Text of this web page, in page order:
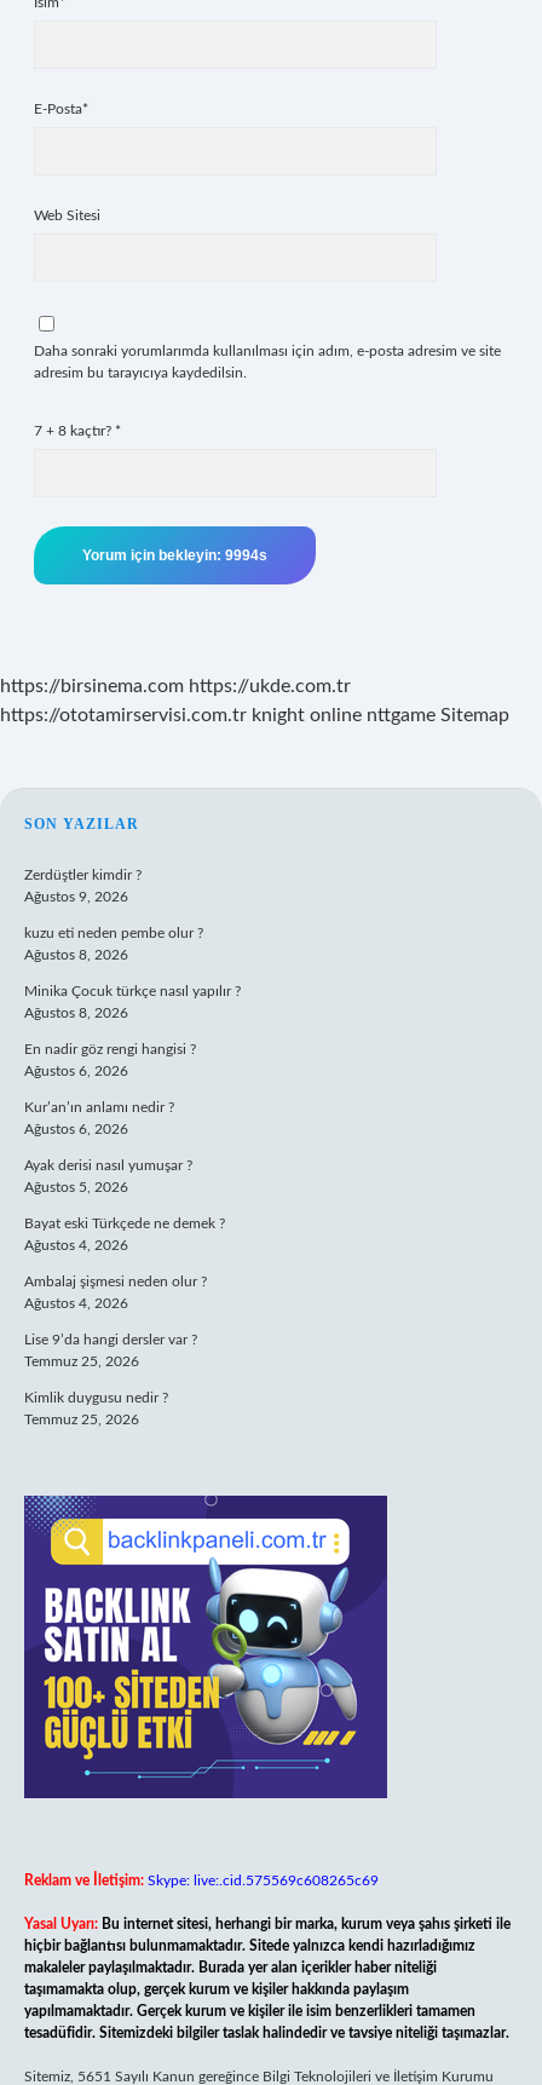
E-Posta*
Web Sitesi
Daha sonraki yorumlarımda kullanılması için adım, e-posta adresim ve site
adresim bu tarayıcıya kaydedilsin.
7 + 8 kaçtır? *
https://birsinema.com https://ukde.com.tr
https://ototamirservisi.com.tr knight online nttgame Sitemap
SIDEBAR
SON YAZILAR
Zerdüştler kimdir ?
Ağustos 9, 2026
kuzu eti neden pembe olur ?
Ağustos 8, 2026
Minika Çocuk türkçe nasıl yapılır ?
Ağustos 8, 2026
En nadir göz rengi hangisi ?
Ağustos 6, 2026
Kur’an’ın anlamı nedir ?
Ağustos 6, 2026
Ayak derisi nasıl yumuşar ?
Ağustos 5, 2026
Bayat eski Türkçede ne demek ?
Ağustos 4, 2026
Ambalaj şişmesi neden olur ?
Ağustos 4, 2026
Lise 9’da hangi dersler var ?
Temmuz 25, 2026
Kimlik duygusu nedir ?
Temmuz 25, 2026
Reklam ve İletişim: Skype: live:.cid.575569c608265c69
Yasal Uyarı: Bu internet sitesi, herhangi bir marka, kurum veya şahıs şirketi ile
hiçbir bağlantısı bulunmamaktadır. Sitede yalnızca kendi hazırladığımız
makaleler paylaşılmaktadır. Burada yer alan içerikler haber niteliği
taşımamakta olup, gerçek kurum ve kişiler hakkında paylaşım
yapılmamaktadır. Gerçek kurum ve kişiler ile isim benzerlikleri tamamen
tesadüfidir. Sitemizdeki bilgiler taslak halindedir ve tavsiye niteliği taşımazlar.
Sitemiz, 5651 Sayılı Kanun gereğince Bilgi Teknolojileri ve İletişim Kurumu